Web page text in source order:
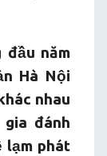
đầu năm
Hà Nội
nhau
đánh
lạm phát